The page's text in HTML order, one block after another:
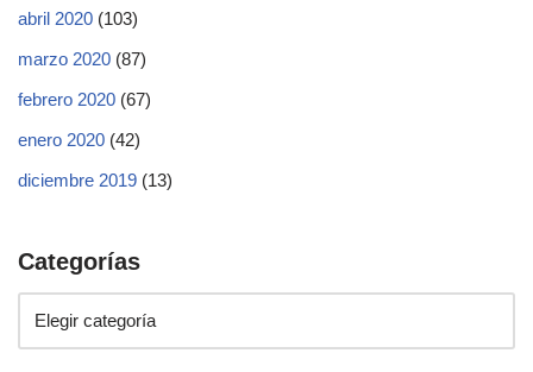
abril 2020 (103)
marzo 2020 (87)
febrero 2020 (67)
enero 2020 (42)
diciembre 2019 (13)
Categorías